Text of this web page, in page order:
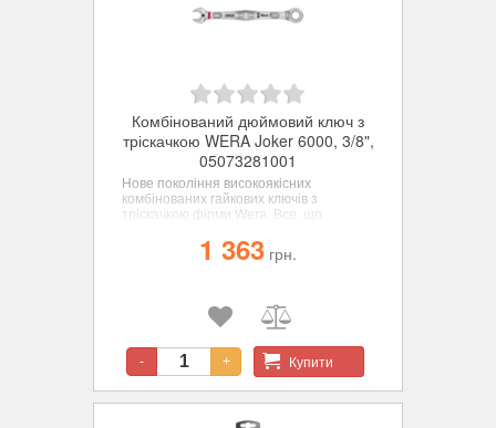
Комбінований дюймовий ключ з
тріскачкою WERA Joker 6000, 3/8",
05073281001
Нове покоління високоякісних
комбінованих гайкових ключів з
тріскачкою фірми Wera. Все, що
багато більше - швидше, краще,
красивіше - прямо-таки справжній
1 363 грн.
- + Купити